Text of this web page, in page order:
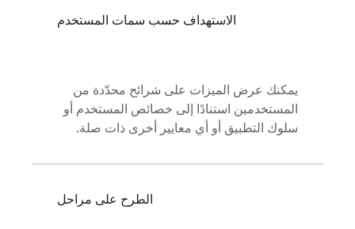
الاستهداف حسب سمات المستخدم
يمكنك عرض الميزات على شرائح محدّدة من
المستخدمين استنادًا إلى خصائص المستخدم أو
سلوك التطبيق أو أي معايير أخرى ذات صلة.
الطرح على مراحل